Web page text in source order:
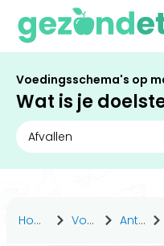
Voedingsschema's op
Wat is je
Home Voeding Antwoorden